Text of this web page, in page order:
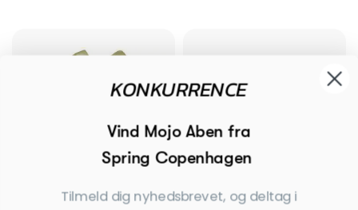
KONKURRENCE
Vind Mojo Aben fra
Spring Copenhagen
Tilmeld dig nyhedsbrevet, og deltag i